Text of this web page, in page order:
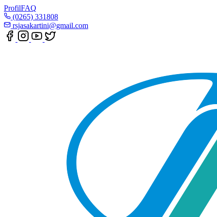
ProfilFAQ
(0265) 331808
rsjasakartini@gmail.com